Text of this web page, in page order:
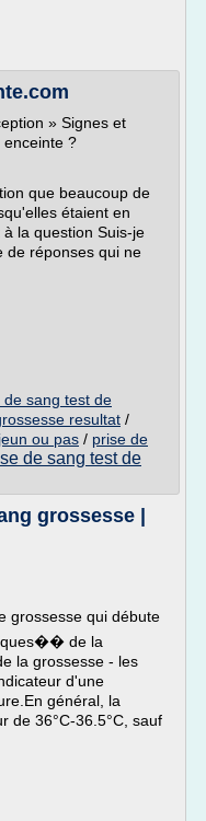
» Signes et
enceinte ?
que beaucoup de
étaient en
la question Suis-je
de réponses qui ne
sang test de
resultat /
ou pas / prise de
de sang test de
grossesse |
grossesse qui débute
de la
la grossesse - les
d'une
général, la
de 36°C-36.5°C, sauf